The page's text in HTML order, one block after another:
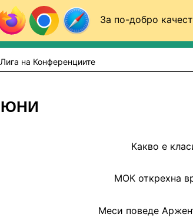
За по-добро
в сайта
ВИДЕО ФУТБОЛ (БГ)
Лига на Конференциите
ЮНИ
Какво е
МОК открехна
Меси поведе